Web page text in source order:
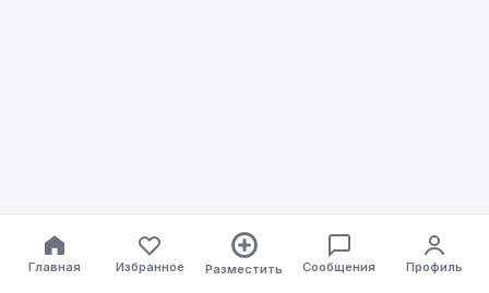
Главная Избранное Разместить Сообщения Профиль